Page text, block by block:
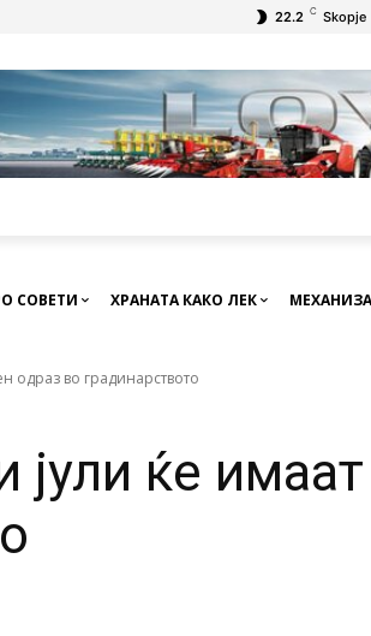
22.2 C Skopje
СОВЕТИ ХРАНАТА КАКО ЛЕК
одраз во градинарството
јули ќе имаат